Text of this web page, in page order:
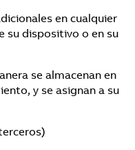
en cualquier
su dispositivo o en su
se almacenan en
y se asignan a su